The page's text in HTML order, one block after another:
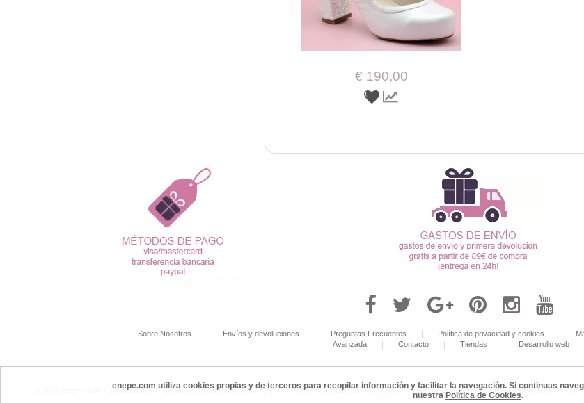
€ 190,00
Sobre Nosotros Envíos y devoluciones Preguntas Frecuentes Política de privacidad y cookies
Avanzada
Contacto Tiendas Desarrollo web
© 2009 enepe. Todos los derechos reservados. Neus Peña Gómez, NIF: 47721972P, C/ Balmes nº207, piso 1º - puerta 2ª, 08006, Barcelona, Spain, tel: +34
enepe.com utiliza cookies propias y de terceros para recopilar información y facilitar la navegación. Si continuas
nuestra Política de Cookies.